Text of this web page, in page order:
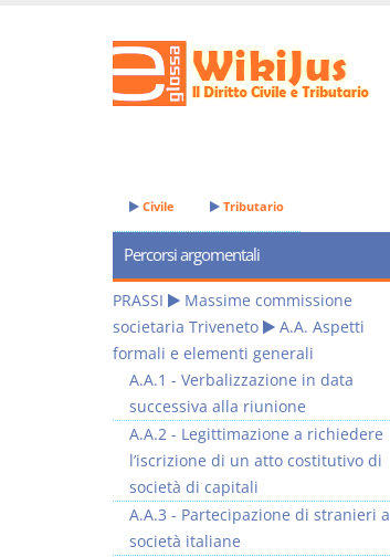
Civile Tributario
Percorsi argomentali
PRASSI
Massime commissione
societaria Triveneto
A.A. Aspetti
formali e elementi generali
A.A.1 - Verbalizzazione in data
successiva alla riunione
A.A.2 - Legittimazione a richiedere
l’iscrizione di un atto costitutivo di
società di capitali
A.A.3 - Partecipazione di stranieri a
società italiane